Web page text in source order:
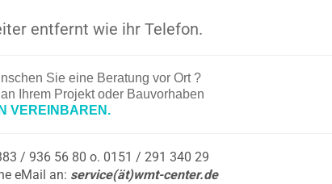
entfernt wie ihr Telefon.
Sie eine Beratung vor Ort ?
Ihrem Projekt oder Bauvorhaben
VEREINBAREN.
/ 936 56 80 o. 0151 / 291 340 29
eMail an: service(ät)wmt-center.de